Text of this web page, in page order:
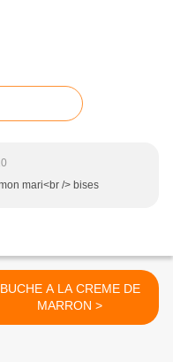
mari<br /> bises
BUCHE A LA CREME DE
MARRON >